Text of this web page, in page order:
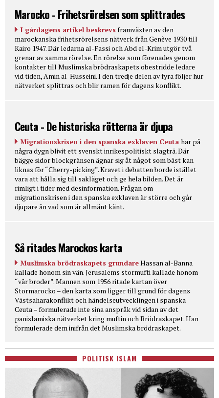
Marocko - Frihetsrörelsen som splittrades
I gårdagens artikel beskrevs framväxten av den
marockanska frihetsrörelsens nätverk från Genève 1930 till
Kairo 1947. Där ledarna al-Fassi och Abd el-Krim utgör två
grenar av samma rörelse. En rörelse som förenades genom
kontakter till Muslimska brödraskapets obestridde ledare
vid tiden, Amin al-Husseini. I den tredje delen av fyra följer hur
nätverket splittras och blir ramen för dagens konflikt.
Ceuta - De historiska rötterna är djupa
Migrationskrisen i den spanska exklaven Ceuta har på
några dygn blivit ett svenskt inrikespolitiskt slagträ. Där
bägge sidor blockgränsen ägnar sig åt något som bäst kan
liknas för “Cherry-picking”. Kravet i debatten borde istället
vara att hålla sig till sakläget och ge hela bilden. Det är
rimligt i tider med desinformation. Frågan om
migrationskrisen i den spanska exklaven är större och går
djupare än vad som är allmänt känt.
Så ritades Marockos karta
Muslimska brödraskapets grundareHassan al-Banna
kallade honom sin vän. Jerusalems stormufti kallade honom
“vår broder”. Mannen som 1956 ritade kartan över
Stormarocko – den karta som ligger till grund för dagens
Västsaharakonflikt och händelseutvecklingen i spanska
Ceuta – formulerade inte sina anspråk vid sidan av det
panislamiska nätverket kring muftin och Brödraskapet. Han
formulerade dem inifrån det Muslimska brödraskapet.
POLITISK ISLAM